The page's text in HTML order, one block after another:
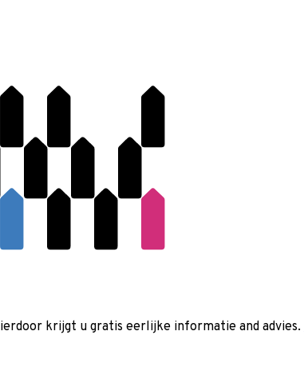
krijgt u gratis eerlijke informatie and advies.